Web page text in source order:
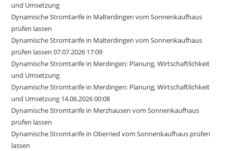
und Umsetzung
Dynamische Stromtarife in Malterdingen vom Sonnenkaufhaus
prüfen lassen
Dynamische Stromtarife in Malterdingen vom Sonnenkaufhaus
prüfen lassen 07.07.2026 17:09
Dynamische Stromtarife in Merdingen: Planung, Wirtschaftlichkeit
und Umsetzung
Dynamische Stromtarife in Merdingen: Planung, Wirtschaftlichkeit
und Umsetzung 14.06.2026 00:08
Dynamische Stromtarife in Merzhausen vom Sonnenkaufhaus
prüfen lassen
Dynamische Stromtarife in Oberried vom Sonnenkaufhaus prüfen
lassen